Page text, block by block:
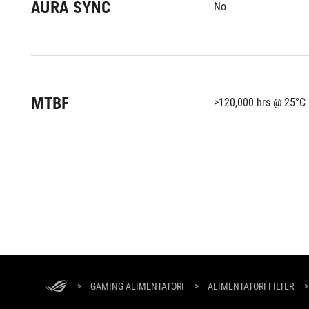
AURA SYNC No
MTBF >120,000 hrs @ 25°C
> GAMING ALIMENTATORI > ALIMENTATORI FILTER >